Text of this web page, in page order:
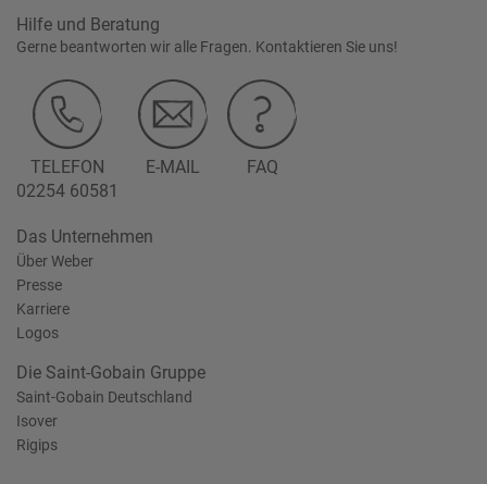
Hilfe und Beratung
Gerne beantworten wir alle Fragen. Kontaktieren Sie uns!
TELEFON
02254 60581
E-MAIL FAQ
Das Unternehmen
Über Weber
Presse
Karriere
Logos
Die Saint-Gobain Gruppe
Saint-Gobain Deutschland
Isover
Rigips